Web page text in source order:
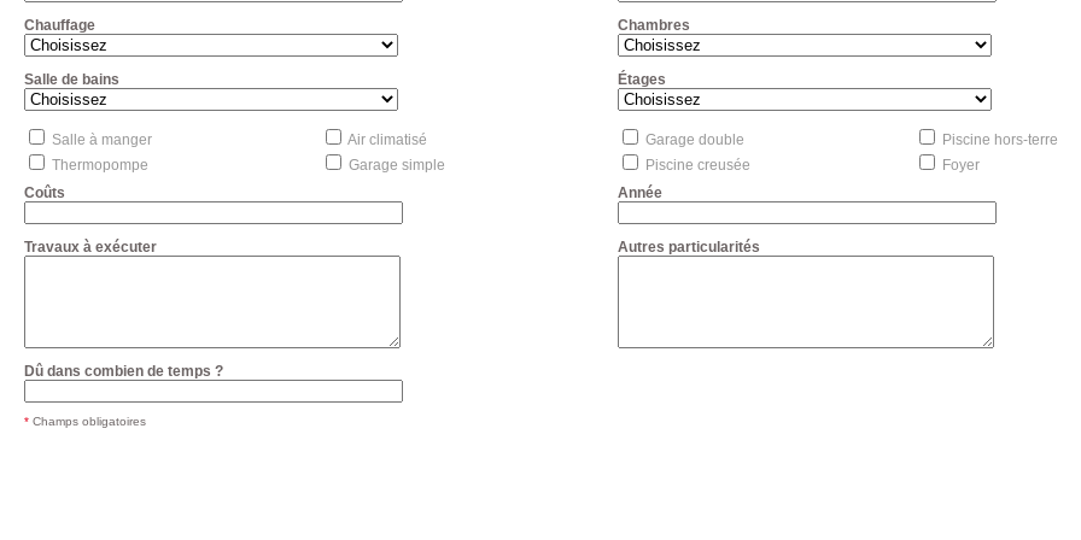
Chauffage Chambres
Salle de bains Étages
Salle à manger
Air climatisé
Thermopompe
Garage simple
Garage double
Piscine hors-terre
Piscine creusée
Foyer
Coûts
Année
Travaux à exécuter Autres particularités
Dû dans combien de temps ?
* Champs obligatoires